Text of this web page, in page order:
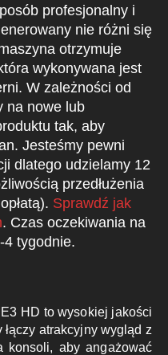
profesjonalny i
nie różni się
otrzymuje
wykonywana jest
W zależności od
na nowe lub
tak, aby
Jesteśmy pewni
dlatego udzielamy 12
przedłużenia
Sprawdź jak
. Czas oczekiwania na
4 tygodnie.
HD to wysokiej jakości
atrakcyjny wygląd z
konsoli, aby angażować